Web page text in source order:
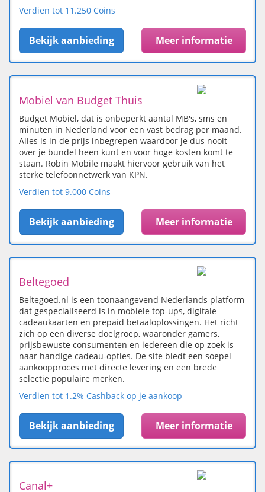
Verdien tot 11.250 Coins
Bekijk aanbieding Meer informatie
Mobiel van Budget Thuis
Budget Mobiel, dat is onbeperkt aantal MB's, sms en
minuten in Nederland voor een vast bedrag per maand.
Alles is in de prijs inbegrepen waardoor je dus nooit
over je bundel heen kunt en voor hoge kosten komt te
staan. Robin Mobile maakt hiervoor gebruik van het
sterke telefoonnetwerk van KPN.
Verdien tot 9.000 Coins
Bekijk aanbieding Meer informatie
Beltegoed
Beltegoed.nl is een toonaangevend Nederlands platform
dat gespecialiseerd is in mobiele top-ups, digitale
cadeaukaarten en prepaid betaaloplossingen. Het richt
zich op een diverse doelgroep, waaronder gamers,
prijsbewuste consumenten en iedereen die op zoek is
naar handige cadeau-opties. De site biedt een soepel
aankoopproces met directe levering en een brede
selectie populaire merken.
Verdien tot 1.2% Cashback op je aankoop
Bekijk aanbieding Meer informatie
Canal+